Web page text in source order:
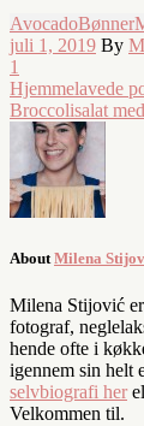
AvocadoBønner
juli 1, 2019 By
1
Hjemmelavede
Broccolisalat
About Milena
Milena Stijović
fotograf,
hende ofte i
igennem sin helt
selvbiografi her
Velkommen til.